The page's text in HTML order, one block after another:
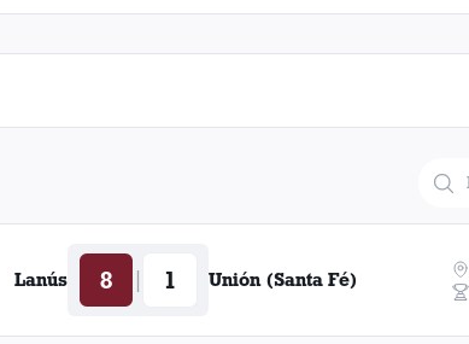
Norberto José Pairoux
Lanús 8 1 Unión (Santa Fé)